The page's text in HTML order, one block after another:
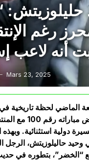
حليلوزيتش:
رغم
Mars 23, 2025
الماضي لحظة تاريخية
محرز، حيث خاض
دولية استثنائية. وبهذه
وحيد حاليلوزيتش، الرجل
“الخضر”، بتطوره في